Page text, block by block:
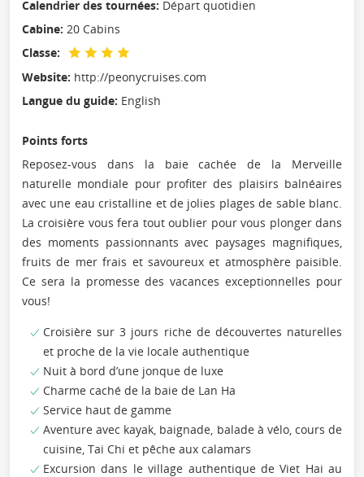
Calendrier des tournées: Départ quotidien
Cabine: 20 Cabins
Classe:
Website: http://peonycruises.com
Langue du guide: English
Points forts
Reposez-vous dans la baie cachée de la Merveille
naturelle mondiale pour profiter des plaisirs balnéaires
avec une eau cristalline et de jolies plages de sable blanc.
La croisière vous fera tout oublier pour vous plonger dans
des moments passionnants avec paysages magnifiques,
fruits de mer frais et savoureux et atmosphère paisible.
Ce sera la promesse des vacances exceptionnelles pour
vous!
Croisière sur 3 jours riche de découvertes naturelles
et proche de la vie locale authentique
Nuit à bord d’une jonque de luxe
Charme caché de la baie de Lan Ha
Service haut de gamme
Aventure avec kayak, baignade, balade à vélo, cours de
cuisine, Tai Chi et pêche aux calamars
Excursion dans le village authentique de Viet Hai au